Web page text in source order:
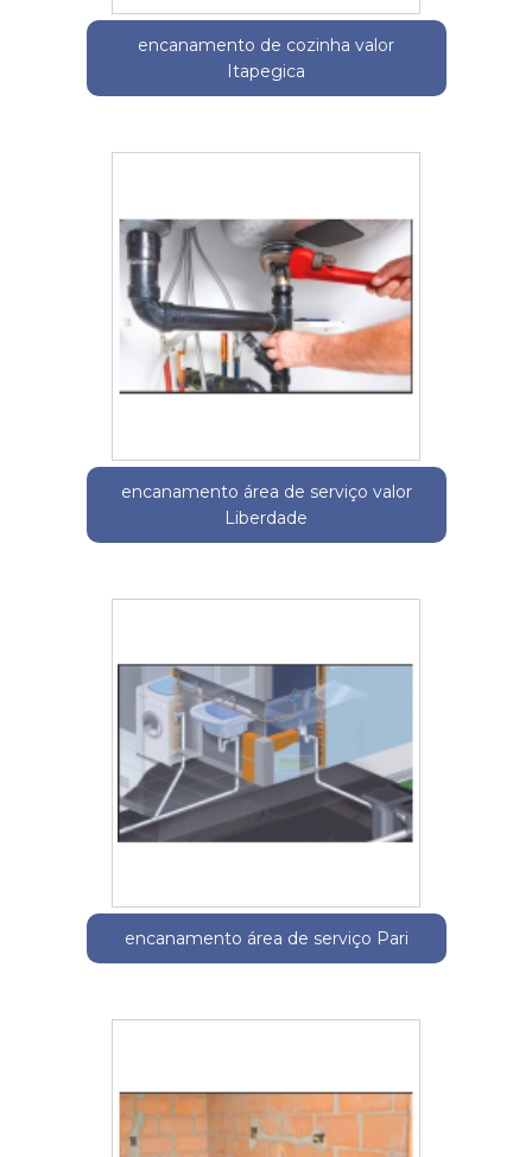
encanamento de cozinha valor
Itapegica
encanamento área de serviço valor
Liberdade
encanamento área de serviço Pari